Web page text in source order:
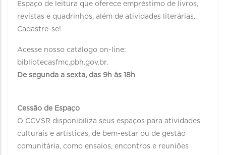
Espaço de leitura que oferece empréstimo de livros,
revistas e quadrinhos, além de atividades literárias.
Cadastre-se!
Acesse nosso catálogo on-line:
bibliotecasfmc.pbh.gov.br.
De segunda a sexta, das 9h às 18h
Cessão de Espaço
O CCVSR disponibiliza seus espaços para atividades
culturais e artísticas, de bem-estar ou de gestão
comunitária, como ensaios, encontros e reuniões